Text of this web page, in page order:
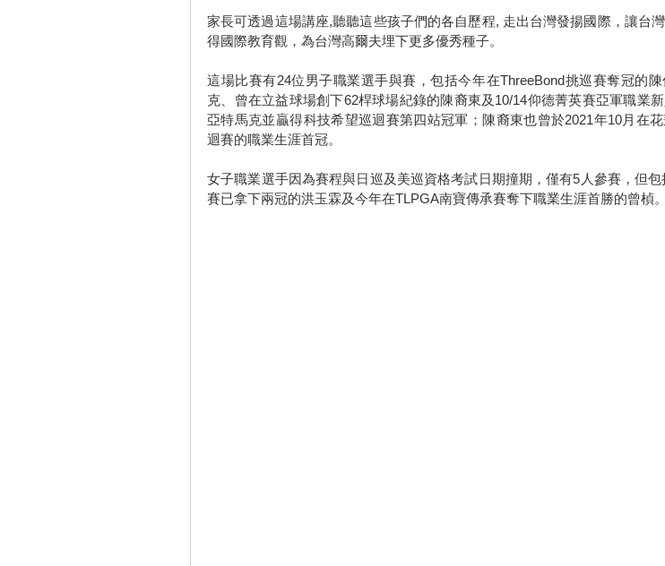
家長可透過這場講座,聽聽這些孩子們的各自歷程, 走出台灣發揚國際，讓台
得國際教育觀，為台灣高爾夫埋下更多優秀種子。
這場比賽有24位男子職業選手與賽，包括今年在ThreeBond挑巡賽奪冠的
克、曾在立益球場創下62桿球場紀錄的陳裔東及10/14仰德菁英賽亞軍職業
亞特馬克並贏得科技希望巡迴賽第四站冠軍；陳裔東也曾於2021年10月在
迴賽的職業生涯首冠。
女子職業選手因為賽程與日巡及美巡資格考試日期撞期，僅有5人參賽，但
賽已拿下兩冠的洪玉霖及今年在TLPGA南寶傳承賽奪下職業生涯首勝的曾楨。